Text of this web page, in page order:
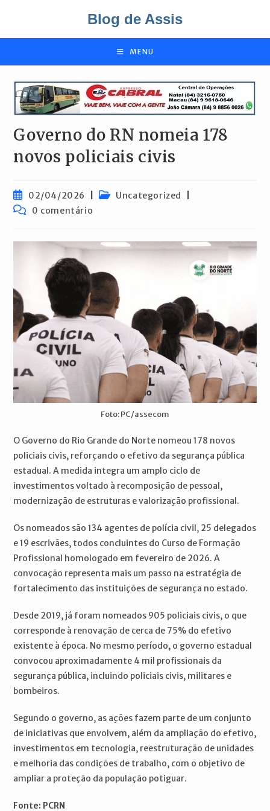
o
Blog de Assis
MENU
Governo do RN nomeia 178
novos policiais civis
Post
publicado:
02/04/2026
Categoria
Uncategorized
Comentários
0 comentário
Foto: PC/assecom
O Governo do Rio Grande do Norte nomeou 178 novos
policiais civis, reforçando o efetivo da segurança pública
estadual. A medida integra um amplo ciclo de
investimentos voltado à recomposição de pessoal,
modernização de estruturas e valorização profissional.
Os nomeados são 134 agentes de polícia civil, 25 delegados
e 19 escrivães, todos concluintes do Curso de Formação
Profissional homologado em fevereiro de 2026. A
convocação representa mais um passo na estratégia de
fortalecimento das instituições de segurança no estado.
Desde 2019, já foram nomeados 905 policiais civis, o que
corresponde à renovação de cerca de 75% do efetivo
existente à época. No mesmo período, o governo estadual
convocou aproximadamente 4 mil profissionais da
segurança pública, incluindo policiais civis, militares e
bombeiros.
Segundo o governo, as ações fazem parte de um conjunto
de iniciativas que envolvem, além da ampliação do efetivo,
investimentos em tecnologia, reestruturação de unidades
e melhoria das condições de trabalho, com o objetivo de
ampliar a proteção da população potiguar.
Fonte: PCRN